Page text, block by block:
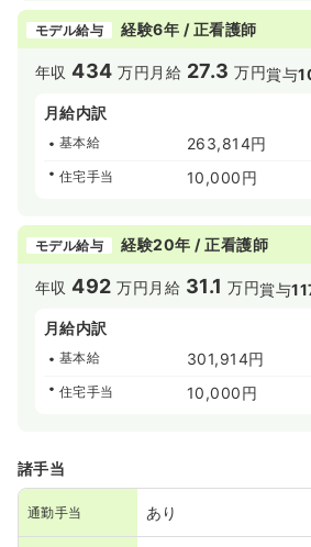
モデル給与 経験6年 / 正看護師
年収434 万円 月給 27.3 万円賞与
月給内訳
基本給 263,814円
住宅手当 10,000円
モデル給与 経験20年 / 正看護師
年収492 万円 月給 31.1 万円賞与
月給内訳
基本給 301,914円
住宅手当 10,000円
諸手当
通勤手当 あり